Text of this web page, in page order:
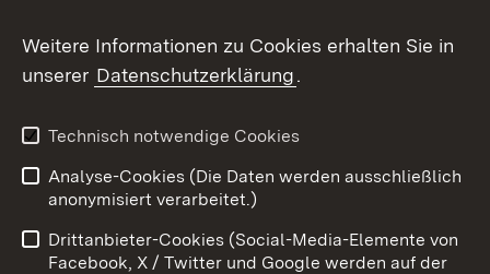
Social Wall
X / Twitter
Youtube
Benutzungshinweise
Barrierefreiheit
Weitere Informationen zu Cookies erhalten Sie in
unserer Datenschutzerklärung.
Technisch notwendige Cookies
Analyse-Cookies (Die Daten werden ausschließlich
anonymisiert verarbeitet.)
Drittanbieter-Cookies (Social-Media-Elemente von
Facebook, X / Twitter und Google werden auf der